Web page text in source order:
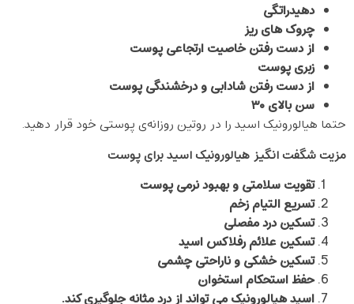
دهیدراتگی
چروک های ریز
از دست رفتن خاصیت ارتجاعی پوست
زبری پوست
از دست رفتن شادابی و درخشندگی پوست
سن بالای۳۰
حتما هیالورونیک اسید را در روتین روزانه‌ی پوستی خود قرار دهید.
مزیت شگفت انگیز هیالورونیک اسید برای پوست
تقویت سلامتی و بهبود نرمی پوست
تسریع التیام زخم
تسکین درد مفصلی
تسکین علائم رفلاکس اسید
تسکین خشکی و ناراحتی چشمی
حفظ استحکام استخوان
اسید هیالورونیک می تواند از درد مثانه جلوگیری کند.